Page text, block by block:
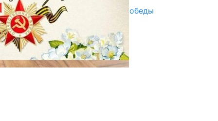
Награды в преддверии Дня Победы
29.04.2025